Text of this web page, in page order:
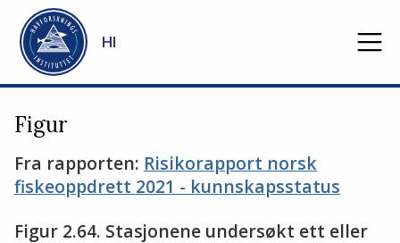
Gå til hovedinnhold
HI
Figur
Fra rapporten: Risikorapport norsk
fiskeoppdrett 2021 - kunnskapsstatus
Figur 2.64. Stasjonene undersøkt ett eller